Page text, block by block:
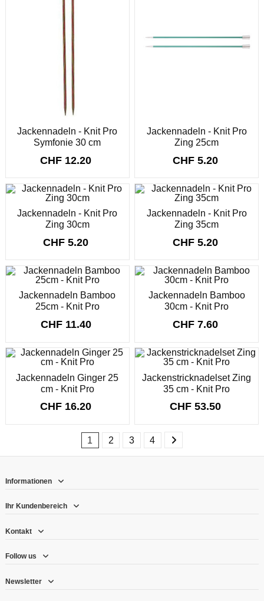
Jackennadeln - Knit Pro
Symfonie 30 cm
CHF 12.20
Jackennadeln - Knit Pro
Zing 25cm
CHF 5.20
Jackennadeln - Knit Pro
Zing 30cm
CHF 5.20
Jackennadeln - Knit Pro
Zing 35cm
CHF 5.20
Jackennadeln Bamboo
25cm - Knit Pro
CHF 11.40
Jackennadeln Bamboo
30cm - Knit Pro
CHF 7.60
Jackennadeln Ginger 25
cm - Knit Pro
CHF 16.20
Jackenstricknadelset Zing
35 cm - Knit Pro
CHF 53.50
1 2 3 4
Informationen
Ihr Kundenbereich
Kontakt
Follow us
Newsletter